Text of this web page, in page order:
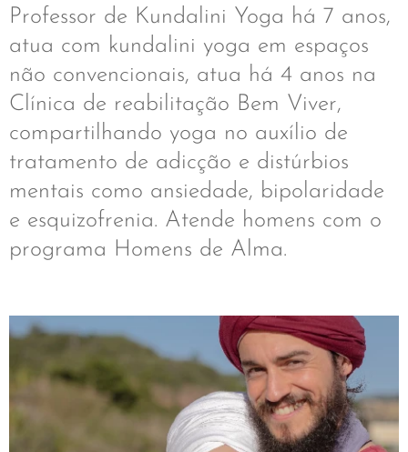
Professor de Kundalini Yoga há 7 anos,
atua com kundalini yoga em espaços
não convencionais, atua há 4 anos na
Clínica de reabilitação Bem Viver,
compartilhando yoga no auxílio de
tratamento de adicção e distúrbios
mentais como ansiedade, bipolaridade
e esquizofrenia. Atende homens com o
programa Homens de Alma.